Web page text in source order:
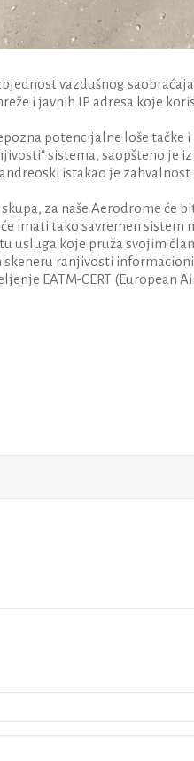
vazdušnog
i javnih IP adresa koje
potencijalne loše
sistema, saopšteno je iz
istakao je
za naše Aerodrome će
imati tako savremen sistem
usluga koje pruža svojim
ranjivosti
EATM-CERT (European